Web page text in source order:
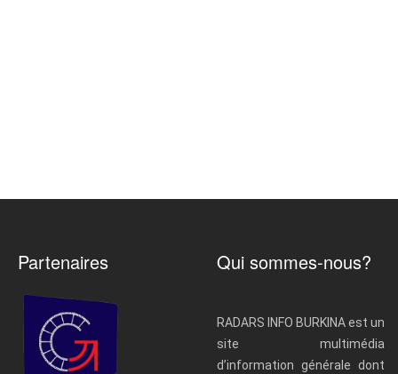
Partenaires Qui sommes-nous?
RADARS INFO BURKINA est un
site multimédia
d’information générale dont